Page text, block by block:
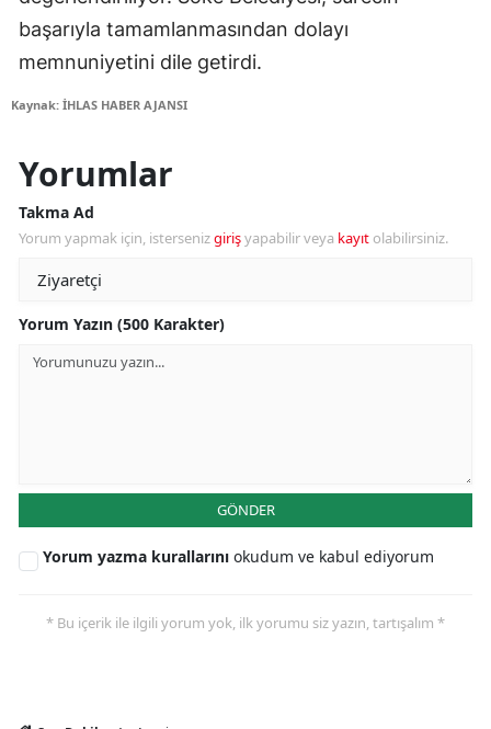
başarıyla tamamlanmasından dolayı
memnuniyetini dile getirdi.
Kaynak: İHLAS HABER AJANSI
Yorumlar
Takma Ad
Yorum yapmak için, istersenizgirişyapabilir veya kayıt olabilirsiniz.
Yorum Yazın (500 Karakter)
GÖNDER
Yorum yazma kurallarını okudum ve kabul ediyorum
* Bu içerik ile ilgili yorum yok, ilk yorumu siz yazın, tartışalım *